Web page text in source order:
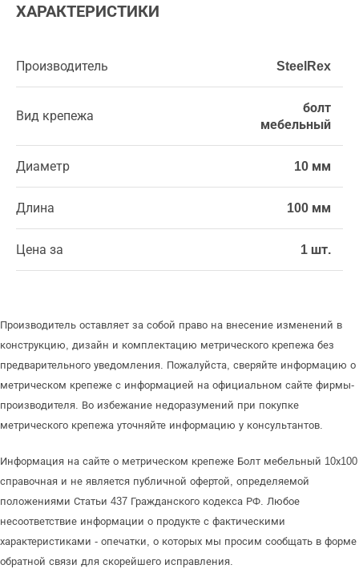
ХАРАКТЕРИСТИКИ
Производитель SteelRex
Вид крепежа
болт
мебельный
Диаметр 10 мм
Длина 100 мм
Цена за 1 шт.
Производитель оставляет за собой право на внесение изменений в
конструкцию, дизайн и комплектацию метрического крепежа без
предварительного уведомления. Пожалуйста, сверяйте информацию о
метрическом крепеже с информацией на официальном сайте фирмы-
производителя. Во избежание недоразумений при покупке
метрического крепежа уточняйте информацию у консультантов.
Информация на сайте о метрическом крепеже Болт мебельный 10х100
справочная и не является публичной офертой, определяемой
положениями Статьи 437 Гражданского кодекса РФ. Любое
несоответствие информации о продукте с фактическими
характеристиками - опечатки, о которых мы просим сообщать в форме
обратной связи для скорейшего исправления.